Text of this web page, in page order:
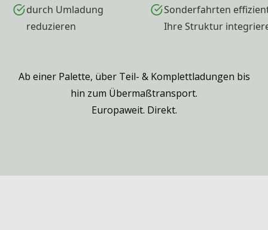
durch Umladung
reduzieren
Sonderfahrten
Ihre Struktur
Ab einer Palette, über Teil- & Komplettladungen bis
hin zum Übermaßtransport.
Europaweit. Direkt.